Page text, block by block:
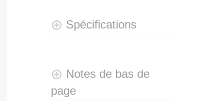
Spécifications
Notes de bas de
page